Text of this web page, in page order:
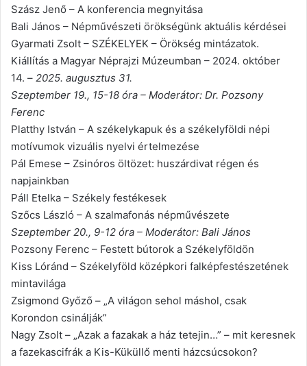
Szász Jenő – A konferencia megnyitása
Bali János – Népművészeti örökségünk aktuális kérdései
Gyarmati Zsolt – SZÉKELYEK – Örökség mintázatok.
Kiállítás a Magyar Néprajzi Múzeumban – 2024. október
14. – 2025. augusztus 31.
Szeptember 19., 15-18 óra – Moderátor: Dr. Pozsony
Ferenc
Platthy István – A székelykapuk és a székelyföldi népi
motívumok vizuális nyelvi értelmezése
Pál Emese – Zsinóros öltözet: huszárdivat régen és
napjainkban
Páll Etelka – Székely festékesek
Szőcs László – A szalmafonás népművészete
Szeptember 20., 9-12 óra – Moderátor: Bali János
Pozsony Ferenc – Festett bútorok a Székelyföldön
Kiss Lóránd – Székelyföld középkori falképfestészetének
mintavilága
Zsigmond Győző – „A világon sehol máshol, csak
Korondon csinálják”
Nagy Zsolt – „Azak a fazakak a ház tetejin…” – mit keresnek
a fazekascifrák a Kis-Küküllő menti házcsúcsokon?